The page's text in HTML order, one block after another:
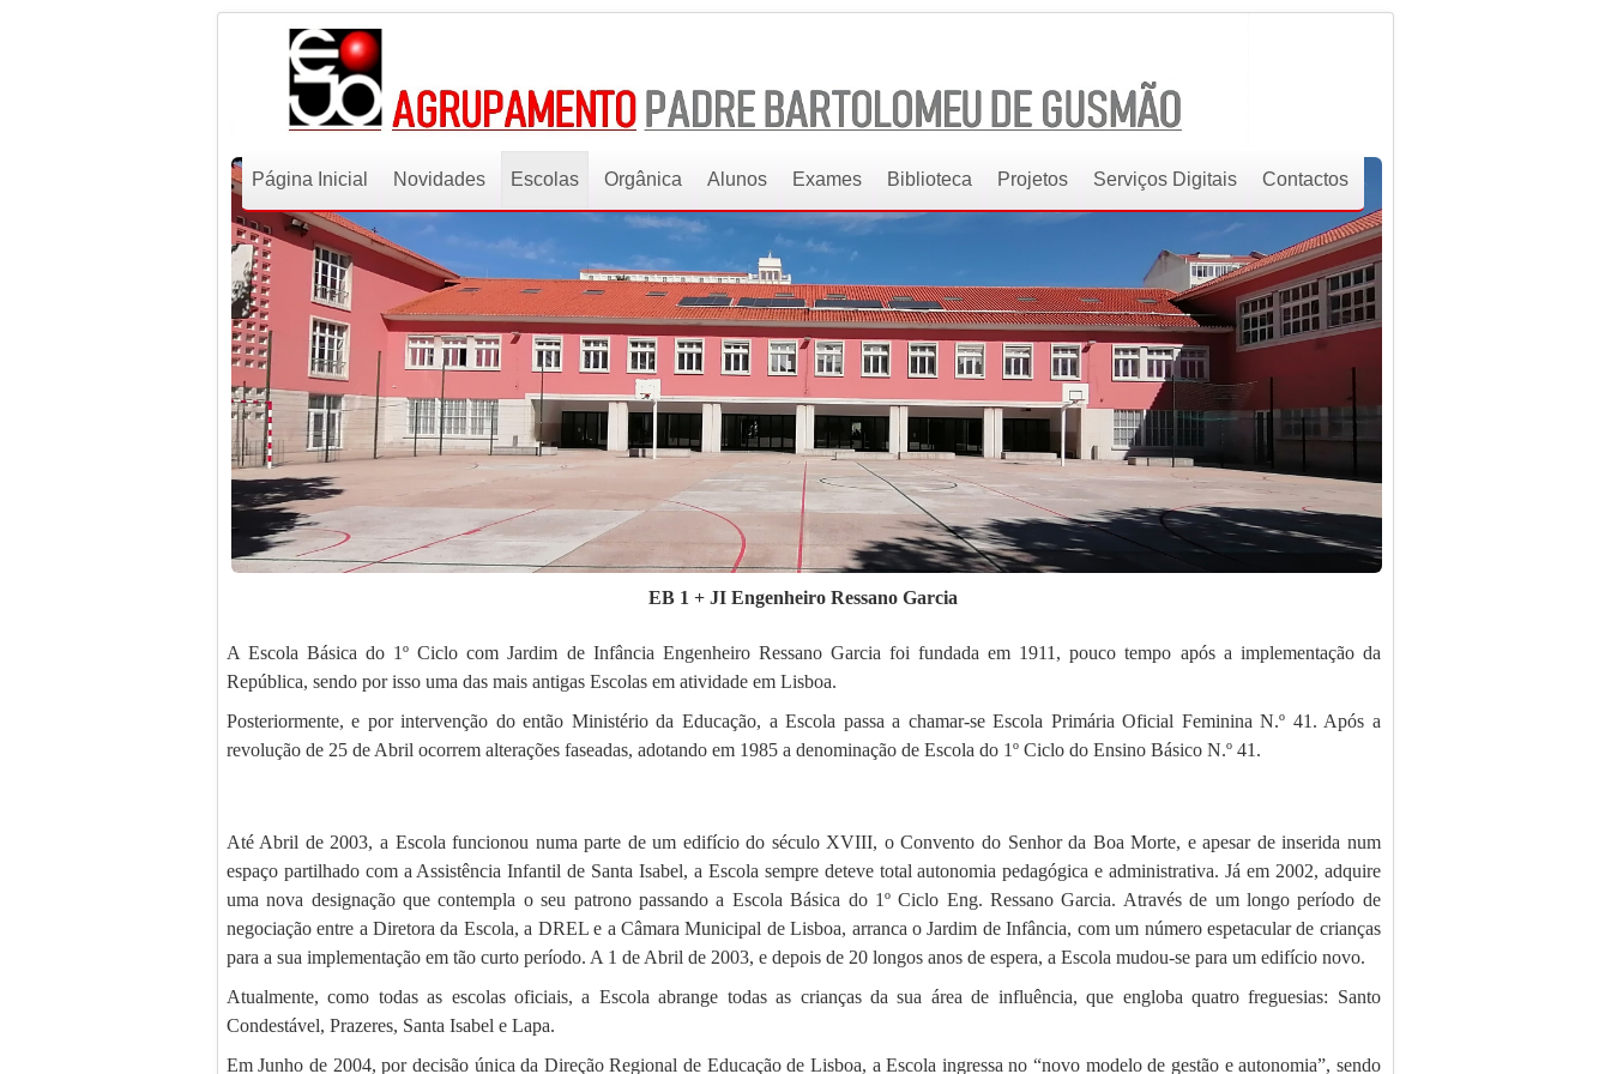
Página Inicial Novidades Escolas Orgânica Alunos Exames Biblioteca Projetos Serviços Digitais Contactos
EB 1 + JI Engenheiro Ressano Garcia
A Escola Básica do 1º Ciclo com Jardim de Infância Engenheiro Ressano Garcia foi fundada em 1911, pouco tempo após a implementação da
República, sendo por isso uma das mais antigas Escolas em atividade em Lisboa.
Posteriormente, e por intervenção do então Ministério da Educação, a Escola passa a chamar-se Escola Primária Oficial Feminina N.º 41. Após a
revolução de 25 de Abril ocorrem alterações faseadas, adotando em 1985 a denominação de Escola do 1º Ciclo do Ensino Básico N.º 41.
Até Abril de 2003, a Escola funcionou numa parte de um edifício do século XVIII, o Convento do Senhor da Boa Morte, e apesar de inserida num
espaço partilhado com a Assistência Infantil de Santa Isabel, a Escola sempre deteve total autonomia pedagógica e administrativa. Já em 2002, adquire
uma nova designação que contempla o seu patrono passando a Escola Básica do 1º Ciclo Eng. Ressano Garcia. Através de um longo período de
negociação entre a Diretora da Escola, a DREL e a Câmara Municipal de Lisboa, arranca o Jardim de Infância, com um número espetacular de crianças
para a sua implementação em tão curto período. A 1 de Abril de 2003, e depois de 20 longos anos de espera, a Escola mudou-se para um edifício novo.
Atualmente, como todas as escolas oficiais, a Escola abrange todas as crianças da sua área de influência, que engloba quatro freguesias: Santo
Condestável, Prazeres, Santa Isabel e Lapa.
Em Junho de 2004, por decisão única da Direção Regional de Educação de Lisboa, a Escola ingressa no “novo modelo de gestão e autonomia”, sendo